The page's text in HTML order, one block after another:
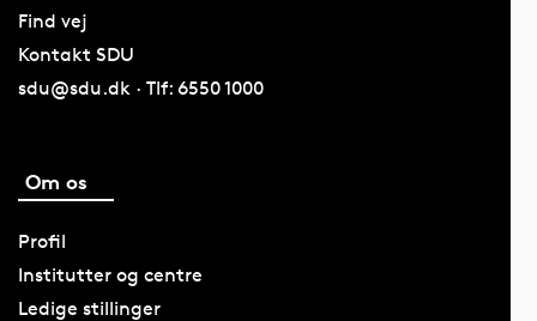
Find vej
Kontakt SDU
sdu@sdu.dk · Tlf: 6550 1000
Om os
Profil
Institutter og centre
Ledige stillinger